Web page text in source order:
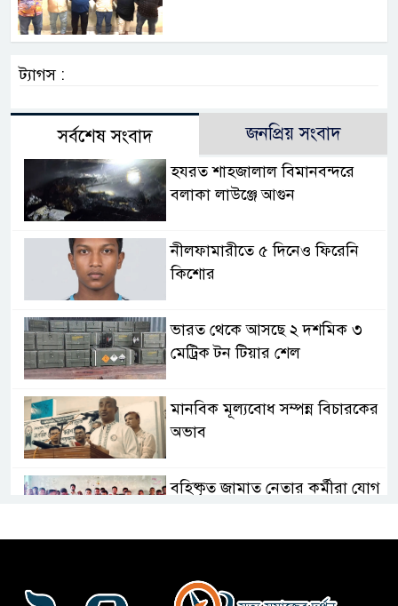
ট্যাগস :
সর্বশেষ সংবাদ জনপ্রিয় সংবাদ
হযরত শাহজালাল বিমানবন্দরে
বলাকা লাউঞ্জে আগুন
নীলফামারীতে ৫ দিনেও ফিরেনি
কিশোর
ভারত থেকে আসছে ২ দশমিক ৩
মেট্রিক টন টিয়ার শেল
মানবিক মূল্যবোধ সম্পন্ন বিচারকের
অভাব
বহিষ্কৃত জামাত নেতার কর্মীরা যোগ